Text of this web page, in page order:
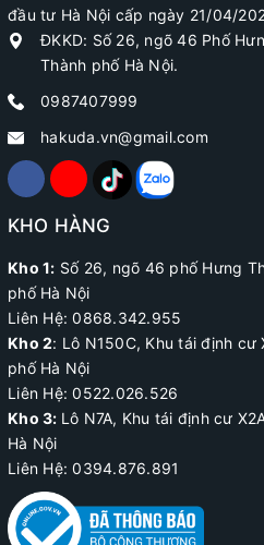
đầu tư Hà Nội cấp ngày 21/04/
ĐKKD: Số 26, ngõ 46 Phố
Thành phố Hà Nội.
0987407999
hakuda.vn@gmail.com
KHO HÀNG
Kho 1: Số 26, ngõ 46 phố Hưng
phố Hà Nội
Liên Hệ: 0868.342.955
Kho 2: Lô N150C, Khu tái định cư
phố Hà Nội
Liên Hệ:0522.026.526
Kho 3: Lô N7A, Khu tái định cư
Hà Nội
Liên Hệ: 0394.876.891